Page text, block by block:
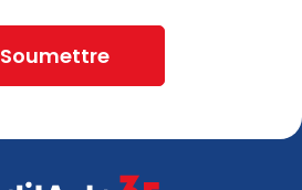
Soumettre